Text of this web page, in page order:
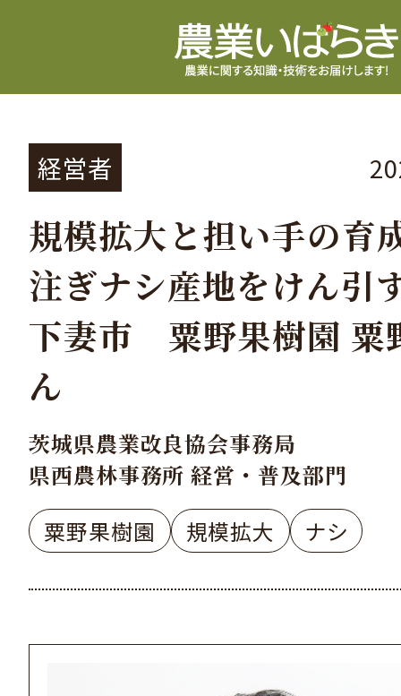
経営者
規模拡大と担い手の育
注ぎナシ産地をけん引
下妻市 粟野果樹園 粟
ん
茨城県農業改良協会事務局
県西農林事務所 経営・普及部門
粟野果樹園 規模拡大 ナシ